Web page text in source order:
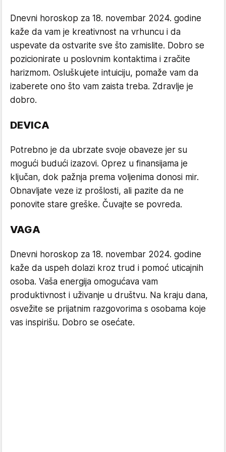
Dnevni horoskop za 18. novembar 2024. godine
kaže da vam je kreativnost na vrhuncu i da
uspevate da ostvarite sve što zamislite. Dobro se
pozicionirate u poslovnim kontaktima i zračite
harizmom. Osluškujete intuiciju, pomaže vam da
izaberete ono što vam zaista treba. Zdravlje je
dobro.
DEVICA
Potrebno je da ubrzate svoje obaveze jer su
mogući budući izazovi. Oprez u finansijama je
ključan, dok pažnja prema voljenima donosi mir.
Obnavljate veze iz prošlosti, ali pazite da ne
ponovite stare greške. Čuvajte se povreda.
VAGA
Dnevni horoskop za 18. novembar 2024. godine
kaže da uspeh dolazi kroz trud i pomoć uticajnih
osoba. Vaša energija omogućava vam
produktivnost i uživanje u društvu. Na kraju dana,
osvežite se prijatnim razgovorima s osobama koje
vas inspirišu. Dobro se osećate.